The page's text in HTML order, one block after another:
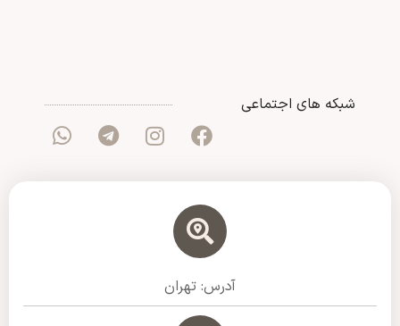
شبکه های اجتماعی
آدرس: تهران